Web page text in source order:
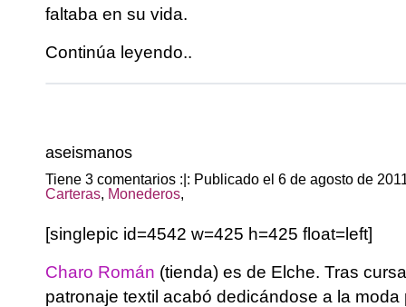
faltaba en su vida.
Continúa leyendo..
aseismanos
Tiene 3 comentarios :|: Publicado el 6 de agosto de
Carteras, Monederos,
[singlepic id=4542 w=425 h=425 float=left]
Charo Román (tienda) es de Elche. Tras
patronaje textil acabó dedicándose a la